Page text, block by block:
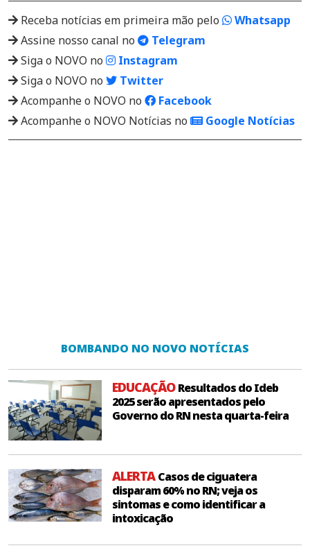
Receba notícias em primeira mão pelo
Whatsapp
Assine nosso canal no
Telegram
Siga o NOVO no
Instagram
Siga o NOVO no
Twitter
Acompanhe o NOVO no
Facebook
Acompanhe o NOVO Notícias no
Google Notícias
BOMBANDO NO NOVO NOTÍCIAS
EDUCAÇÃOResultados do Ideb
2025 serão apresentados pelo
Governo do RN nesta quarta-feira
ALERTACasos de ciguatera
disparam 60% no RN; veja os
sintomas e como identificar a
intoxicação